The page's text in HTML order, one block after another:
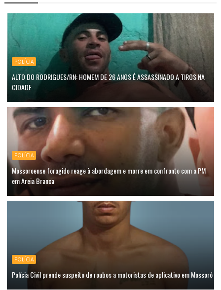
POLÍCIA
ALTO DO RODRIGUES/RN: HOMEM DE 26 ANOS É ASSASSINADO A TIROS NA
CIDADE
POLÍCIA
Mossoroense foragido reage à abordagem e morre em confronto com a PM
em Areia Branca
POLÍCIA
Polícia Civil prende suspeito de roubos a motoristas de aplicativo em Mossoró